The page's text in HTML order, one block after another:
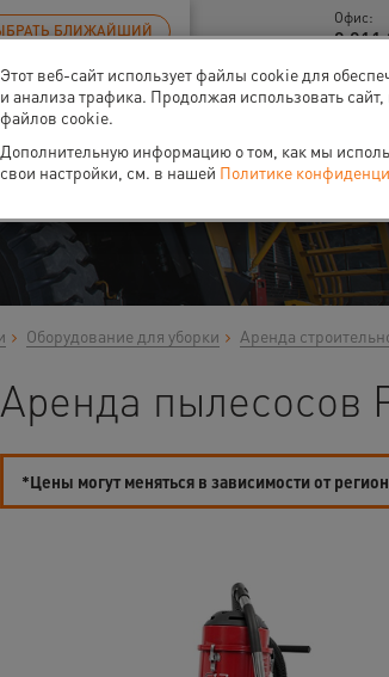
БЛИЖАЙШИЙ
Офис:
8 811
Запчасти
Оборудование для уборки Аренда
Аренда пылесосов
*Цены могут меняться в зависимости от
Этот веб-сайт использует файлы cookie для
и анализа трафика. Продолжая использовать
файлов cookie.
Дополнительную информацию о том, как мы
свои настройки, см. в нашей Политике